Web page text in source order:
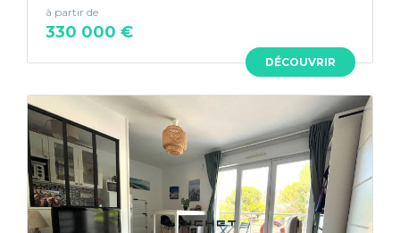
DÉCOUVRIR
à partir de
330 000 €